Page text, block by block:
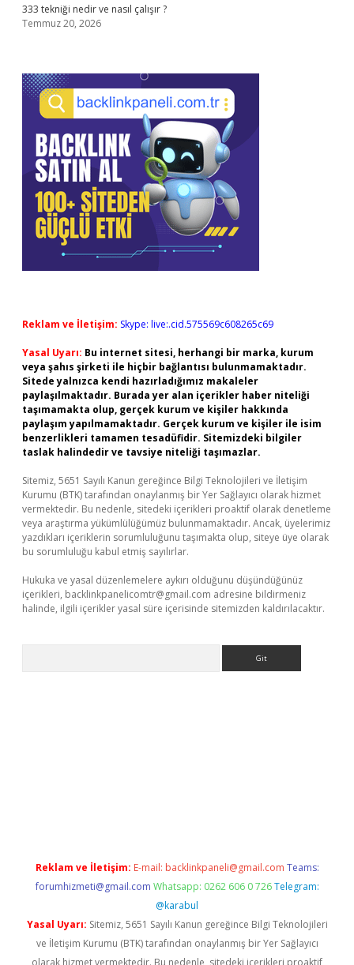
333 tekniği nedir ve nasıl çalışır ?
Temmuz 20, 2026
Reklam ve İletişim: Skype: live:.cid.575569c608265c69
Yasal Uyarı: Bu internet sitesi, herhangi bir marka, kurum
veya şahıs şirketi ile hiçbir bağlantısı bulunmamaktadır.
Sitede yalnızca kendi hazırladığımız makaleler
paylaşılmaktadır. Burada yer alan içerikler haber niteliği
taşımamakta olup, gerçek kurum ve kişiler hakkında
paylaşım yapılmamaktadır. Gerçek kurum ve kişiler ile isim
benzerlikleri tamamen tesadüfidir. Sitemizdeki bilgiler
taslak halindedir ve tavsiye niteliği taşımazlar.
Sitemiz, 5651 Sayılı Kanun gereğince Bilgi Teknolojileri ve İletişim
Kurumu (BTK) tarafından onaylanmış bir Yer Sağlayıcı olarak hizmet
vermektedir. Bu nedenle, sitedeki içerikleri proaktif olarak denetleme
veya araştırma yükümlülüğümüz bulunmamaktadır. Ancak, üyelerimiz
yazdıkları içeriklerin sorumluluğunu taşımakta olup, siteye üye olarak
bu sorumluluğu kabul etmiş sayılırlar.
Hukuka ve yasal düzenlemelere aykırı olduğunu düşündüğünüz
içerikleri, backlinkpanelicomtr@gmail.com adresine bildirmeniz
halinde, ilgili içerikler yasal süre içerisinde sitemizden kaldırılacaktır.
Reklam ve İletişim: E-mail: backlinkpaneli@gmail.com Teams:
forumhizmeti@gmail.com Whatsapp: 0262 606 0 726 Telegram:
@karabul
Yasal Uyarı: Sitemiz, 5651 Sayılı Kanun gereğince Bilgi Teknolojileri
ve İletişim Kurumu (BTK) tarafından onaylanmış bir Yer Sağlayıcı
olarak hizmet vermektedir. Bu nedenle, sitedeki içerikleri proaktif